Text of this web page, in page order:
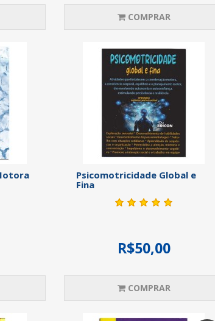
COMPRAR
Psicomotricidade Global e
Fina
R$50,00
COMPRAR